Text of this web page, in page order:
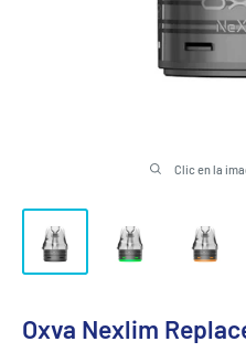
Clic en la
Oxva Nexlim